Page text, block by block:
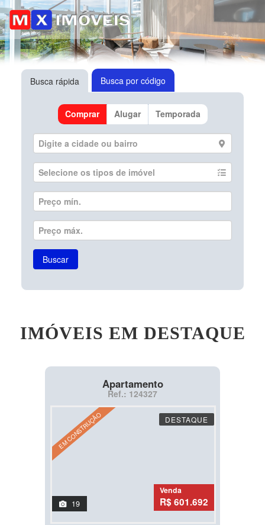
Busca rápida Busca por código
Comprar Alugar Temporada
IMÓVEIS EM DESTAQUE
Apartamento
Ref.: 124327
EM CONSTRUÇÃO DESTAQUE
19
Venda
R$ 601.692